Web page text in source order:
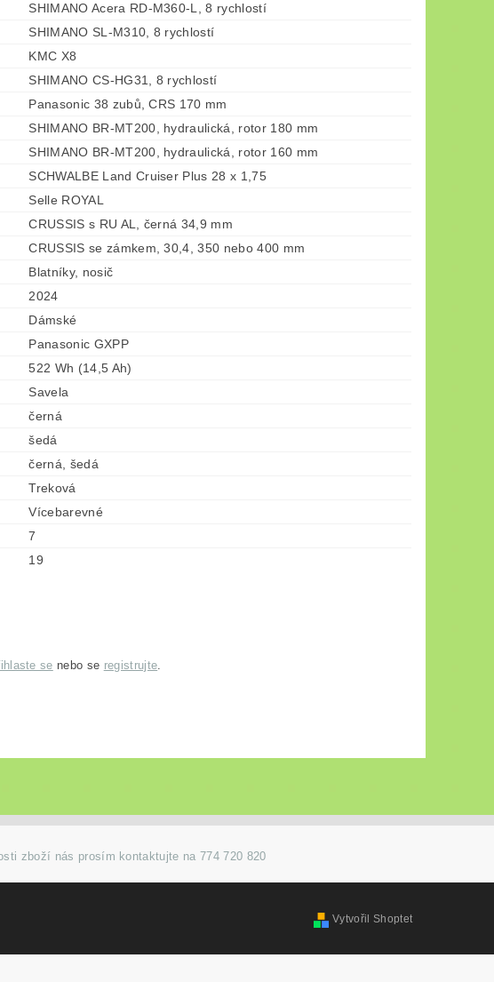
SHIMANO Acera RD-M360-L, 8 rychlostí
SHIMANO SL-M310, 8 rychlostí
KMC X8
SHIMANO CS-HG31, 8 rychlostí
Panasonic 38 zubů, CRS 170 mm
SHIMANO BR-MT200, hydraulická, rotor 180 mm
SHIMANO BR-MT200, hydraulická, rotor 160 mm
SCHWALBE Land Cruiser Plus 28 x 1,75
Selle ROYAL
CRUSSIS s RU AL, černá 34,9 mm
CRUSSIS se zámkem, 30,4, 350 nebo 400 mm
Blatníky, nosič
2024
Dámské
Panasonic GXPP
522 Wh (14,5 Ah)
Savela
černá
šedá
černá, šedá
Treková
Vícebarevné
7
19
se nebo se registrujte.
zboží nás prosím kontaktujte na 774 720 820
Vytvořil Shoptet